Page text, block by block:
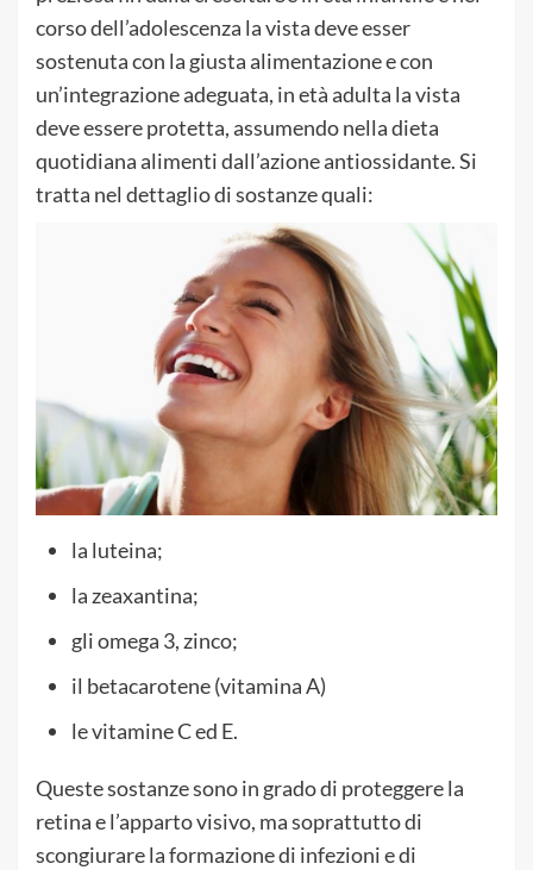
corso dell’adolescenza la vista deve esser
sostenuta con la giusta alimentazione e con
un’integrazione adeguata, in età adulta la vista
deve essere protetta, assumendo nella dieta
quotidiana alimenti dall’azione antiossidante. Si
tratta nel dettaglio di sostanze quali:
la luteina;
la zeaxantina;
gli omega 3, zinco;
il betacarotene (vitamina A)
le vitamine C ed E.
Queste sostanze sono in grado di proteggere la
retina e l’apparto visivo, ma soprattutto di
scongiurare la formazione di infezioni e di